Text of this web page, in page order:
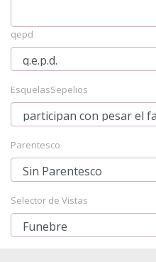
qepd
EsquelasSepelios
Parentesco
Selector de Vistas